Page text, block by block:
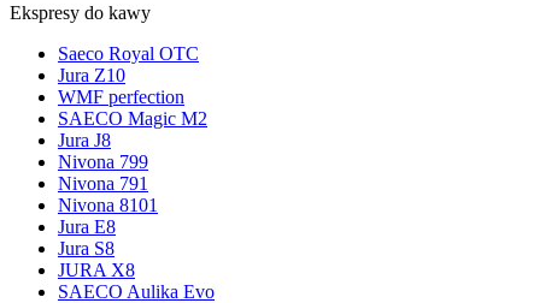
Ekspresy do kawy
Saeco Royal OTC
Jura Z10
WMF perfection
SAECO Magic M2
Jura J8
Nivona 799
Nivona 791
Nivona 8101
Jura E8
Jura S8
JURA X8
SAECO Aulika Evo